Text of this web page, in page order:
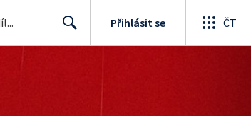
Přihlásit se ČT